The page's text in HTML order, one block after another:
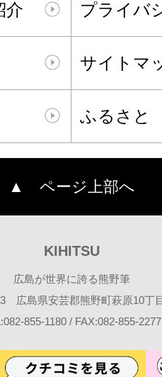
介 プライバ
サイトマ
ふるさと
▲ ページ上部へ
KIHITSU
広島が世界に誇る熊野筆
広島県安芸郡熊野町萩原10丁
855-1180 / FAX:082-855-2277